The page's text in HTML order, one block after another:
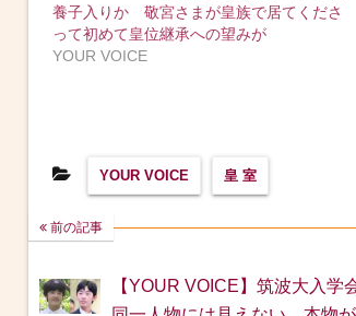
養子入りか 敬宮さまが皇族で居てくださ
って初めて皇位継承への望みが
YOUR VOICE
YOUR VOICE 皇 室
前の記事
【YOUR VOICE】筑波大入学